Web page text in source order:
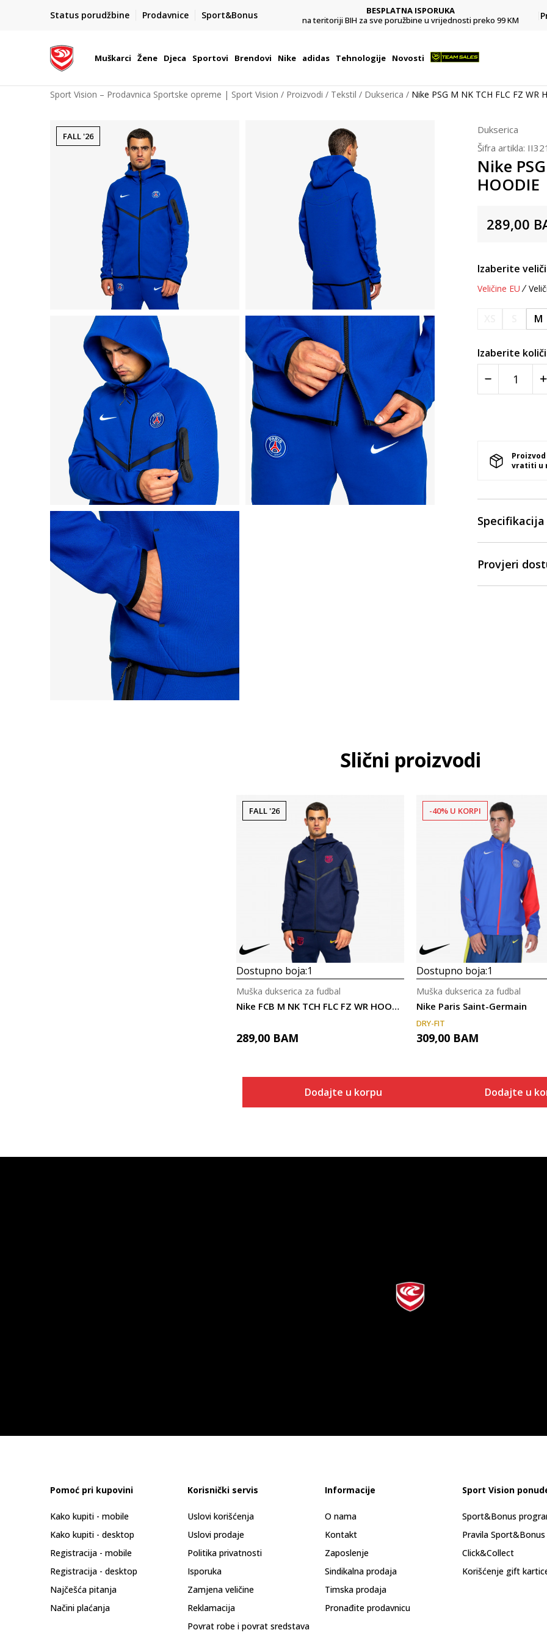
Status porudžbine Prodavnice Sport&Bonus
POZOVITE NAS NA : 055/490-400
Pon-Pet od 9h - 16h
BESPLATNA ISPORUKA
na teritoriji BIH za sve poružbine u vrijednosti preko 99 KM
Muškarci Žene Djeca Sportovi Brendovi Nike adidas Tehnologije Novosti
Sport Vision – Prodavnica Sportske opreme | Sport Vision Proizvodi Tekstil Dukserica Nike PSG M NK TCH FLC FZ WR
FALL '26
Dukserica
Šifra artikla:
Nike
HOODIE
289,00
Izaberite
Veličine EU
M
Izaberite
vratiti u
Specifikacija
Provjeri
Slični proizvodi
FALL '26
Dostupno boja:1
Nike FCB M NK TCH FLC FZ WR HOODIE
Muška dukserica za fudbal
289,00 BAM
Dodajte u korpu
-40% U KORPI
Dostupno boja:1
Nike Paris Saint-Germain
Muška dukserica za fudbal
DRY-FIT
309,00 BAM
Dodajte u
Pomoć pri kupovini
Kako kupiti - mobile
Kako kupiti - desktop
Registracija - mobile
Registracija - desktop
Najčešća pitanja
Načini plaćanja
Korisnički servis
Uslovi korišćenja
Uslovi prodaje
Politika privatnosti
Isporuka
Zamjena veličine
Reklamacija
Povrat robe i povrat sredstava
Informacije
O nama
Kontakt
Zaposlenje
Sindikalna prodaja
Timska prodaja
Pronađite prodavnicu
Sport Vision
Sport&Bonus
Pravila
Click&Collect
Korišćenje gift